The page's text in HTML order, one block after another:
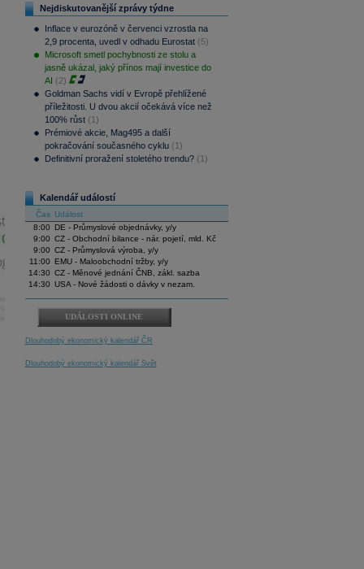
Nejdiskutovanější zprávy týdne
Inflace v eurozóně v červenci vzrostla na
2,9 procenta, uvedl v odhadu Eurostat (5)
Microsoft smetl pochybnosti ze stolu a
jasně ukázal, jaký přínos mají investice do
AI (2)
Goldman Sachs vidí v Evropě přehlížené
příležitosti. U dvou akcií očekává více než
100% růst (1)
Prémiové akcie, Mag495 a další
pokračování současného cyklu (1)
Definitivní proražení stoletého trendu? (1)
Kalendář událostí
Čas Událost
8:00
DE - Průmyslové objednávky, y/y
9:00 CZ - Obchodní bilance - nár. pojetí, mld. Kč
9:00 CZ - Průmyslová výroba, y/y
11:00
EMU - Maloobchodní tržby, y/y
14:30 CZ - Měnové jednání ČNB, zákl. sazba
14:30 USA - Nové žádosti o dávky v nezam.
UDÁLOSTI ONLINE
Dlouhodobý ekonomický kalendář ČR
Dlouhodobý ekonomický kalendář Svět